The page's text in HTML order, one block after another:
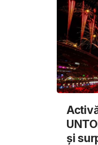
și